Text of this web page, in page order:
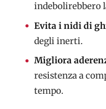
indebolirebbero
Evita i nidi di
degli inerti.
Migliora
resistenza a
tempo.